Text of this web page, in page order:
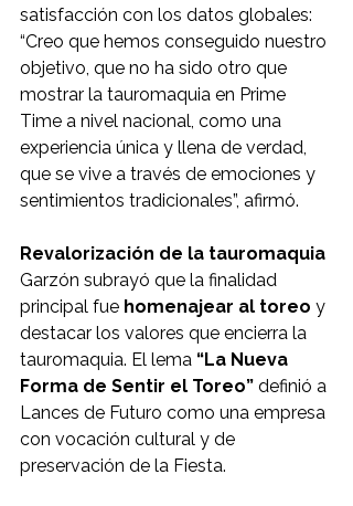
satisfacción con los datos globales:
“Creo que hemos conseguido nuestro
objetivo, que no ha sido otro que
mostrar la tauromaquia en Prime
Time a nivel nacional, como una
experiencia única y llena de verdad,
que se vive a través de emociones y
sentimientos tradicionales”, afirmó.
Revalorización de la tauromaquia
Garzón subrayó que la finalidad
principal fue homenajear al toreo y
destacar los valores que encierra la
tauromaquia. El lema “La Nueva
Forma de Sentir el Toreo” definió a
Lances de Futuro como una empresa
con vocación cultural y de
preservación de la Fiesta.